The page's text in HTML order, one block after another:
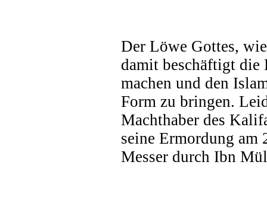
Der Löwe Gottes,
damit beschäftigt die
machen und den
Form zu bringen.
Machthaber des
seine Ermordung am
Messer durch Ibn